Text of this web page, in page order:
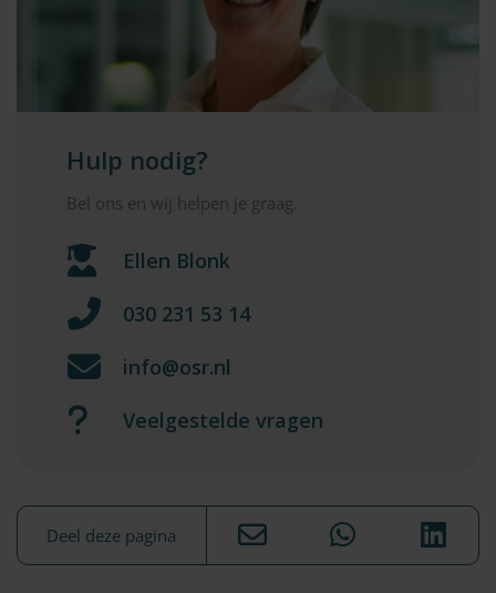
Hulp nodig?
Bel ons en wij helpen je graag.
Ellen Blonk
030 231 53 14
info@osr.nl
Veelgestelde vragen
Deel deze pagina